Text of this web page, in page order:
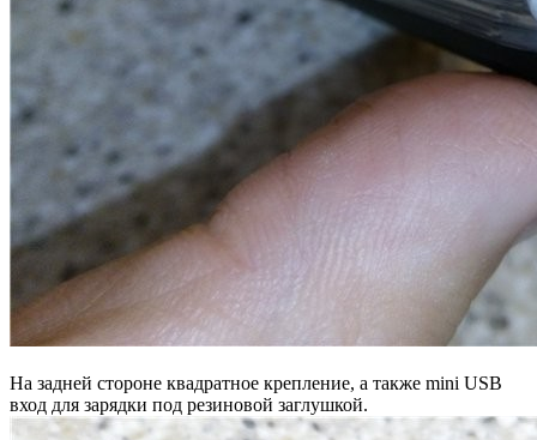
На задней стороне квадратное крепление, а также mini USB
вход для зарядки под резиновой заглушкой.